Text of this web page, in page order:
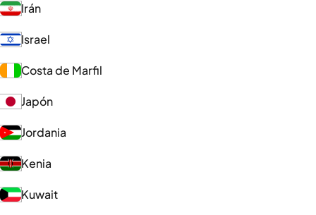
Irán
Israel
Costa de Marfil
Japón
Jordania
Kenia
Kuwait